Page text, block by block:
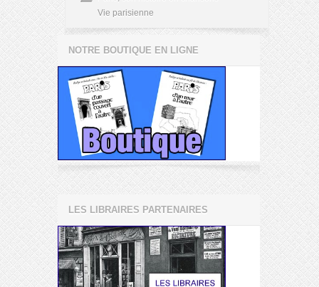
Vie parisienne
NOTRE BOUTIQUE EN LIGNE
LES LIBRAIRES PARTENAIRES